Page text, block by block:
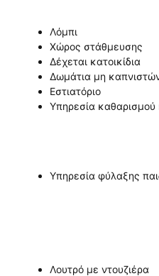
Λόμπι
Χώρος στάθμευσης
Δέχεται κατοικίδια
Δωμάτια μη
Εστιατόριο
Υπηρεσία
Υπηρεσία φύλαξης
Λουτρό με ντουζιέρα